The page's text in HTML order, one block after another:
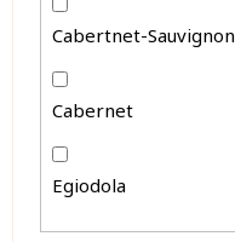
Cabertnet-Sauvignon
Cabernet
Egiodola